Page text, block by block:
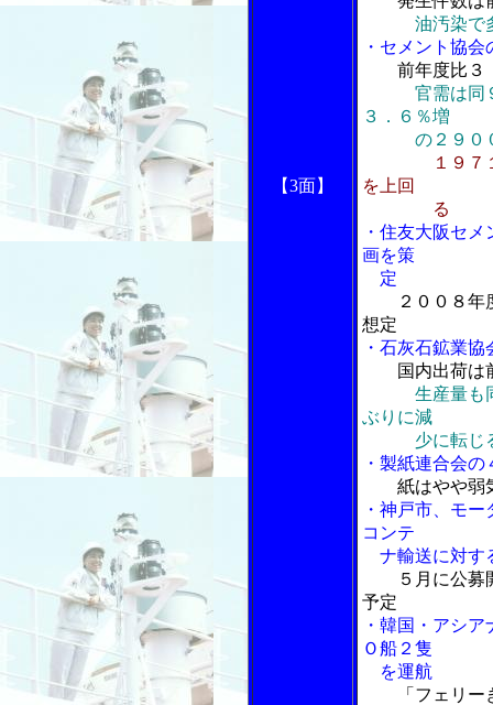
【3面】
油汚染で
・セメント協
前年度比３
官需は同
３．６％増
の２９００
１９７
を上回
る
・住友大阪セ
画を策
定
２００８
想定
・石灰石鉱業
国内出荷は
生産量も
ぶりに減
少に転じ
・製紙連合会
紙はやや弱
・神戸市、モ
コンテ
ナ輸送に対す
５月に公
予定
・韓国・アシ
Ｏ船２隻
を運航
「フェリ